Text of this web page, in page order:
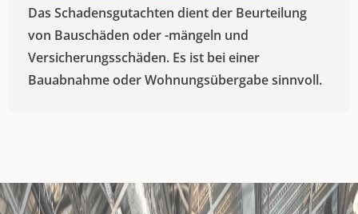
Das Schadensgutachten dient der Beurteilung
von Bauschäden oder -mängeln und
Versicherungsschäden. Es ist bei einer
Bauabnahme oder Wohnungsübergabe sinnvoll.